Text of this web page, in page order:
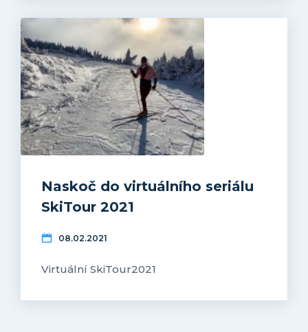
Naskoč do virtuálního seriálu
SkiTour 2021
08.02.2021
Virtuální SkiTour2021